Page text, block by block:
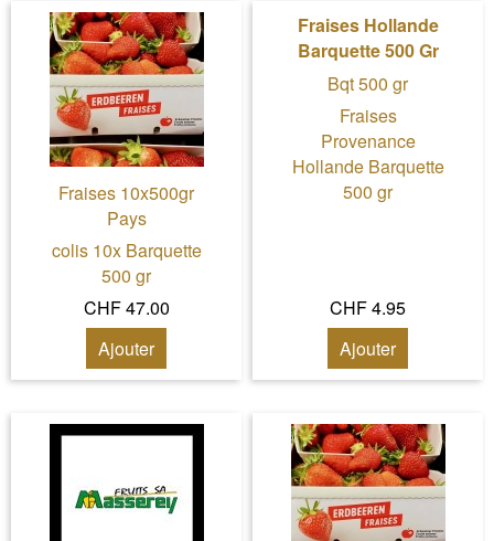
Fraises 10x500gr
Pays
colis 10x Barquette
500 gr
CHF 47.00
Ajouter
Fraises Hollande
Barquette 500 Gr
Bqt 500 gr
Fraises
Provenance
Hollande Barquette
500 gr
CHF 4.95
Ajouter